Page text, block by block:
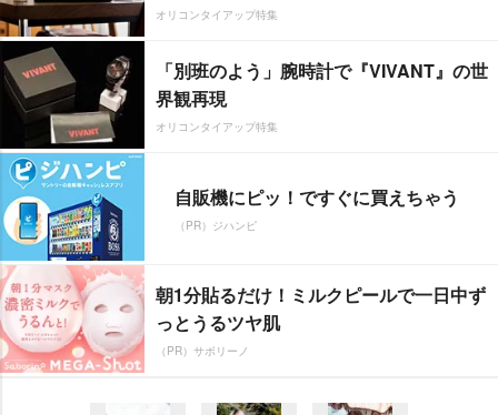
オリコンタイアップ特集
「別班のよう」腕時計で『VIVANT』の世
界観再現
オリコンタイアップ特集
自販機にピッ！ですぐに買えちゃう
（PR）ジハンピ
朝1分貼るだけ！ミルクピールで一日中ず
っとうるツヤ肌
（PR）サボリーノ